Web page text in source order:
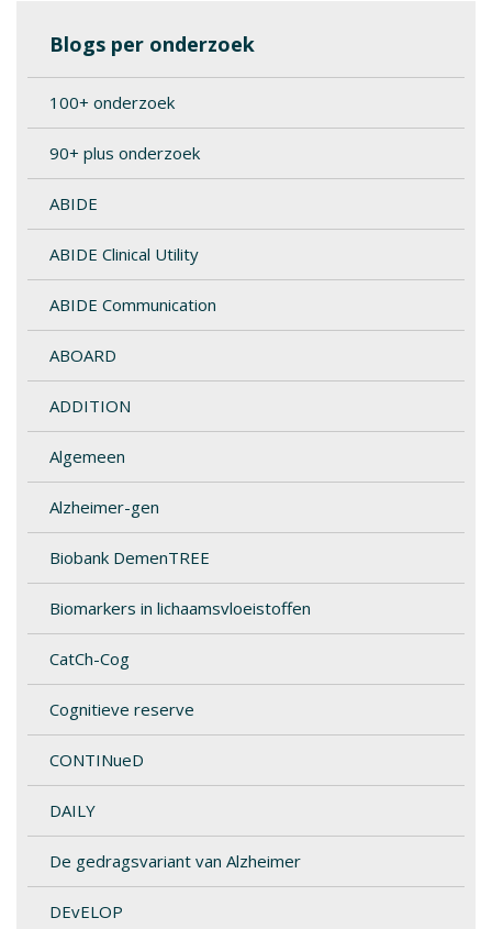
Blogs per onderzoek
100+ onderzoek
90+ plus onderzoek
ABIDE
ABIDE Clinical Utility
ABIDE Communication
ABOARD
ADDITION
Algemeen
Alzheimer-gen
Biobank DemenTREE
Biomarkers in lichaamsvloeistoffen
CatCh-Cog
Cognitieve reserve
CONTINueD
DAILY
De gedragsvariant van Alzheimer
DEvELOP